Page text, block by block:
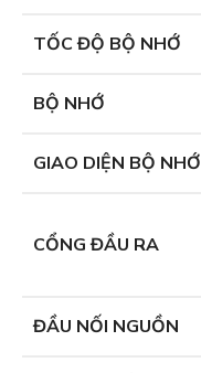
TỐC ĐỘ BỘ NHỚ
BỘ NHỚ
GIAO DIỆN BỘ NHỚ
CỔNG ĐẦU RA
ĐẦU NỐI NGUỒN